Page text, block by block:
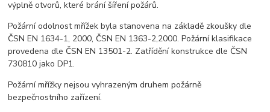
výplně otvorů, které brání šíření požárů.
Požární odolnost mřížek byla stanovena na základě zkoušky dle
ČSN EN 1634-1, 2000, ČSN EN 1363-2,2000. Požární klasifikace
provedena dle ČSN EN 13501-2. Zatřídění konstrukce dle ČSN
730810 jako DP1.
Požární mřížky nejsou vyhrazeným druhem požárně
bezpečnostního zařízení.